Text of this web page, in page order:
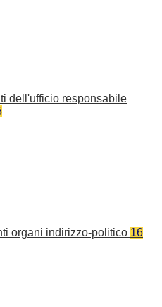
dell'ufficio responsabile
organi indirizzo-politico 16